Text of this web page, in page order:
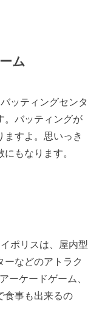
ム
ッティングセンタ
。バッティングが
ますよ。思いっき
もなります。
ポリスは、屋内型
ーなどのアトラク
ーケードゲーム、
食事も出来るの